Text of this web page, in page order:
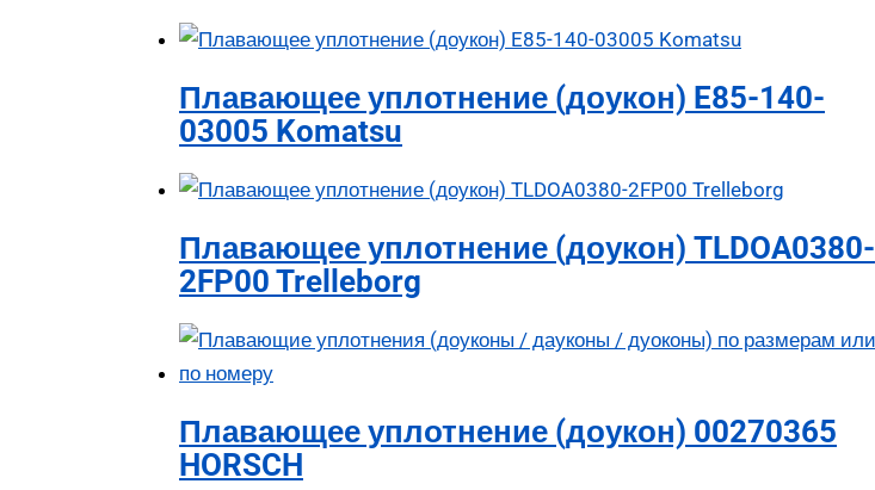
Плавающее уплотнение (доукон) E85-140-
03005 Komatsu
Плавающее уплотнение (доукон) TLDOA0380-
2FP00 Trelleborg
Плавающее уплотнение (доукон) 00270365
HORSCH